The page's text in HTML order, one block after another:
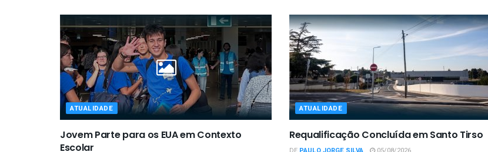
ATUALIDADE
Jovem Parte para os EUA em Contexto
Escolar
ATUALIDADE
Requalificação Concluída em Santo Tirso